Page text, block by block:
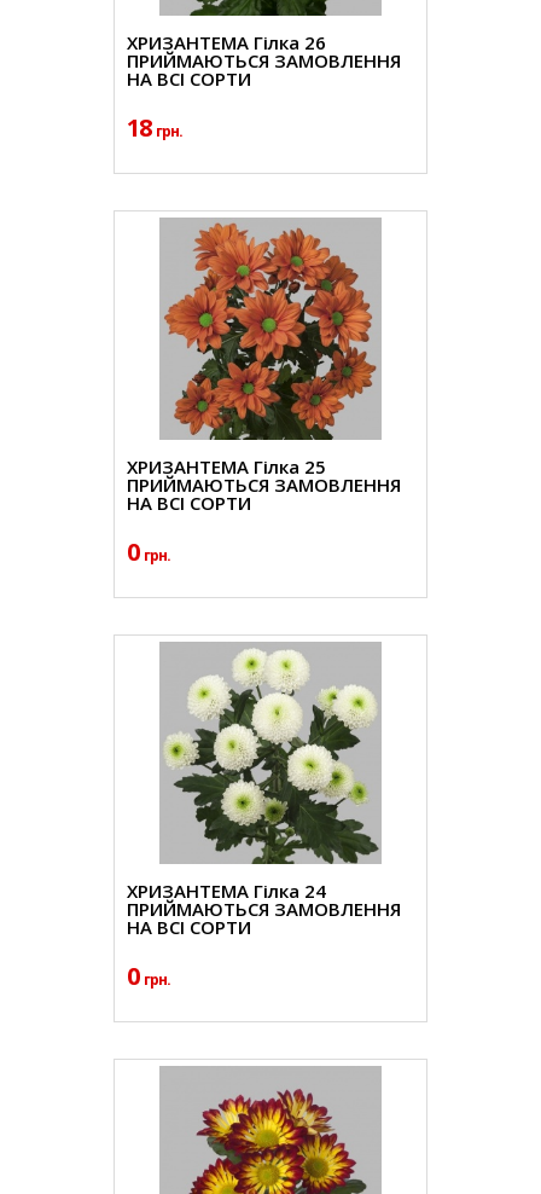
ХРИЗАНТЕМА Гілка 26
ПРИЙМАЮТЬСЯ ЗАМОВЛЕННЯ
НА ВСІ СОРТИ
18 грн.
ХРИЗАНТЕМА Гілка 25
ПРИЙМАЮТЬСЯ ЗАМОВЛЕННЯ
НА ВСІ СОРТИ
0 грн.
ХРИЗАНТЕМА Гілка 24
ПРИЙМАЮТЬСЯ ЗАМОВЛЕННЯ
НА ВСІ СОРТИ
0 грн.